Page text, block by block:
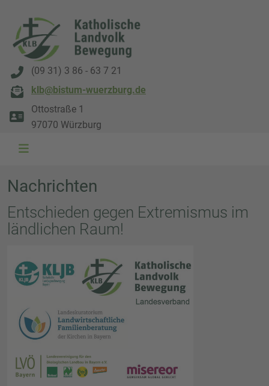
(09 31) 3 86 - 63 7 21
klb@bistum-wuerzburg.de
Ottostraße 1
97070 Würzburg
Nachrichten
Entschieden gegen Extremismus im
ländlichen Raum!